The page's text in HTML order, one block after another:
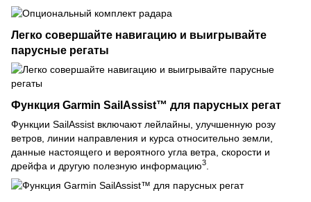
Легко совершайте навигацию и выигрывайте
парусные регаты
Функция Garmin SailAssist™ для парусных регат
Функции SailAssist включают лейлайны, улучшенную розу
ветров, линии направления и курса относительно земли,
данные настоящего и вероятного угла ветра, скорости и
дрейфа и другую полезную информацию3